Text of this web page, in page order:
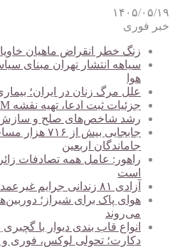
۱۴۰۵/۰۵/۱۹
خبر فوری
زنگ خطر انقراض ماهیان
سیاهه انتشار تهران مبنای
هوا
علل مرگ زنان در ایران؛
جزئیات ثبت ادعا، تهیه نقشه UTM و ارائه مادر سند اعلام شد
رشد شاخص‌های صلح و سازش
جابجایی بیش
جاماندگان اربعین
راهور: عامل همه تصادفات
است
آزادی ۸۱ زندانی جرایم غیرعمد در تهران همزمان با اربعین
هوای پاک برای شیراز؛
می‌روند
انواع قاب بندی دیوار با
دکارت؛ تحولی لوکس، فوری